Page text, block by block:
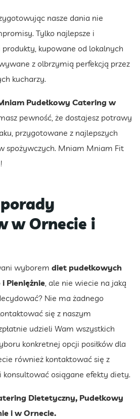
nasze dania nie
Tylko najlepsze i
produkty, kupowane od lokalnych
z olbrzymią perfekcją przez
kucharzy.
Pudełkowy Catering w
pewność, że dostajesz potrawy
przygotowane z najlepszych
spożywczych. Mniam Mniam Fit
w Ornecie i
wyborem diet pudełkowych
Pieniężnie , ale nie wiecie na jaką
Nie ma żadnego
się z naszym
udzieli Wam wszystkich
konkretnej opcji posiłków dla
również kontaktować się z
osiągane efekty diety.
Dietetyczny, Pudełkowy
i w Ornecie.